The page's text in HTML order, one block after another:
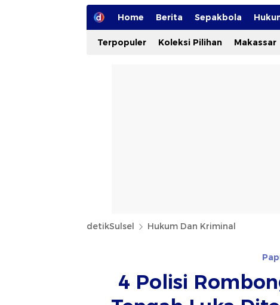
Home Berita Sepakbola
Terpopuler Koleksi Pilihan Makassar
detikSulsel Hukum Dan Kriminal
4 Polisi